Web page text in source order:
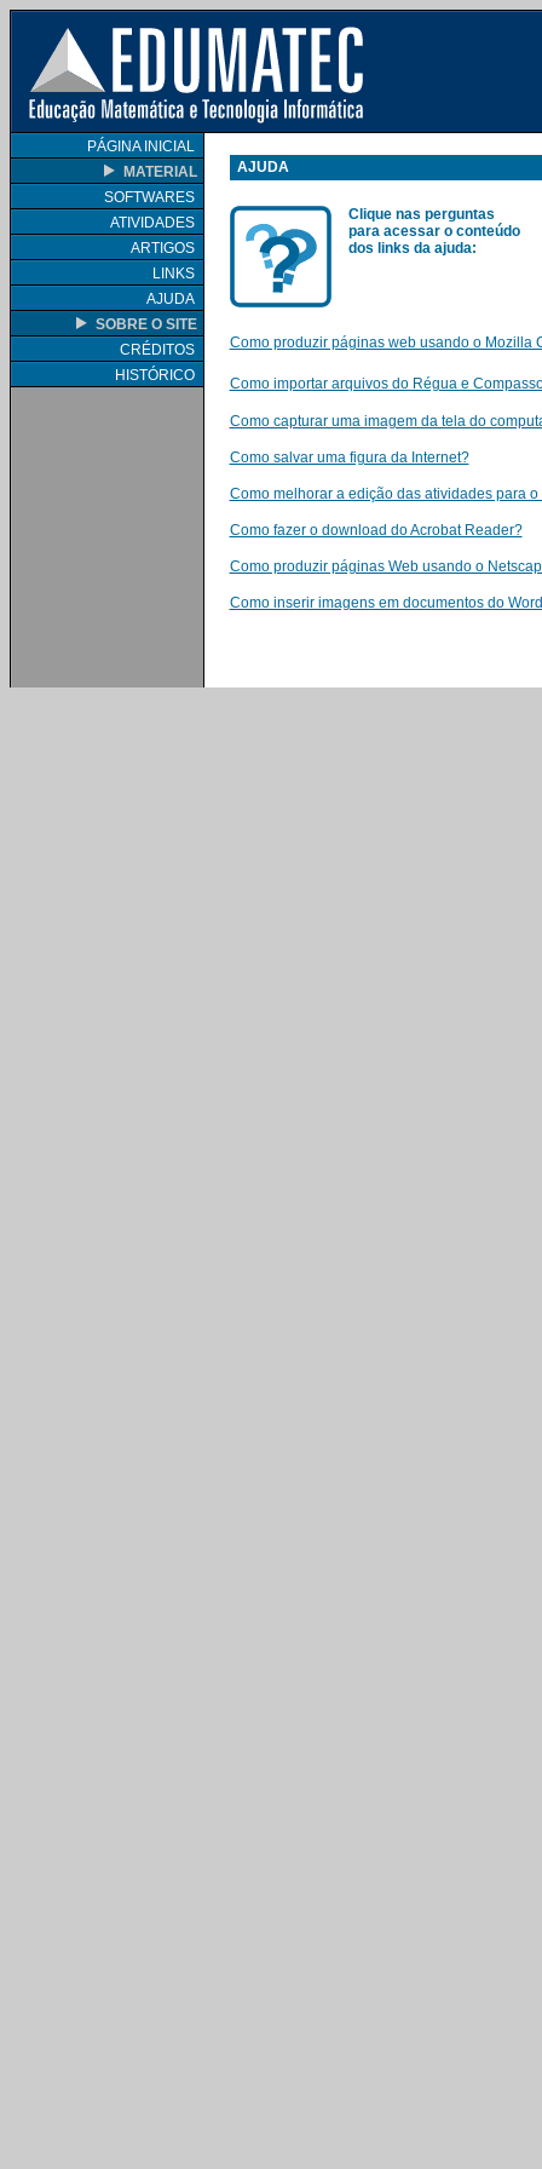
PÁGINA INICIAL
MATERIAL
SOFTWARES
ATIVIDADES
ARTIGOS
LINKS
AJUDA
SOBRE O SITE
CRÉDITOS
HISTÓRICO
AJUDA
Clique nas perguntas
para acessar o conteúdo
dos links da ajuda:
Como produzir páginas web usando o Mozilla
Como importar arquivos do Régua e
Como capturar uma imagem da tela do
Como salvar uma figura da Internet?
Como melhorar a edição das atividades para o
Como fazer o download do Acrobat Reader?
Como produzir páginas Web usando o
Como inserir imagens em documentos do